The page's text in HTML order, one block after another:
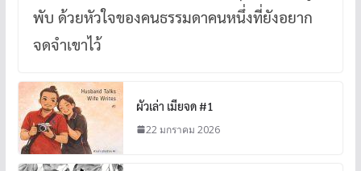
พับ ด้วยหัวใจของคนธรรมดาคนหนึ่งที่ยังอยาก
จดจำเขาไว้
ผัวเล่า เมียจด #1
22 มกราคม 2026